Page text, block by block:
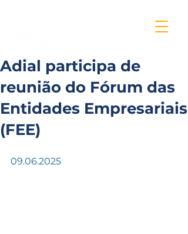
Adial participa de
reunião do Fórum das
Entidades Empresariais
(FEE)
09.06.2025